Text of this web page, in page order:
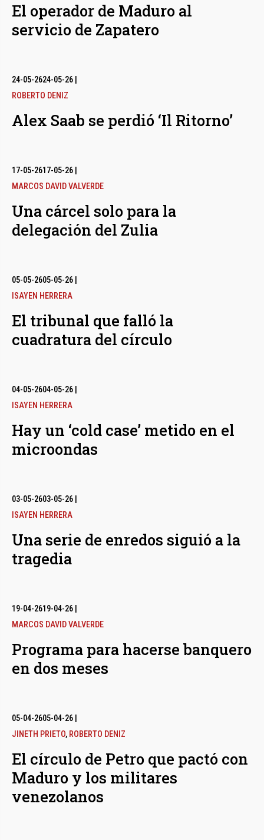
El operador de Maduro al
servicio de Zapatero
24-05-2624-05-26
ROBERTO DENIZ
Alex Saab se perdió ‘Il Ritorno’
17-05-2617-05-26
MARCOS DAVID VALVERDE
Una cárcel solo para la
delegación del Zulia
05-05-2605-05-26
ISAYEN HERRERA
El tribunal que falló la
cuadratura del círculo
04-05-2604-05-26
ISAYEN HERRERA
Hay un ‘cold case’ metido en el
microondas
03-05-2603-05-26
ISAYEN HERRERA
Una serie de enredos siguió a la
tragedia
19-04-2619-04-26
MARCOS DAVID VALVERDE
Programa para hacerse banquero
en dos meses
05-04-2605-04-26
JINETH PRIETO, ROBERTO DENIZ
El círculo de Petro que pactó con
Maduro y los militares
venezolanos